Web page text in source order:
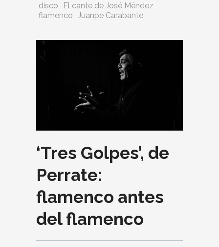
disco
El cante de José Méndez
flamenco Juanpe Carabante
‘Tres Golpes’, de
Perrate:
flamenco antes
del flamenco